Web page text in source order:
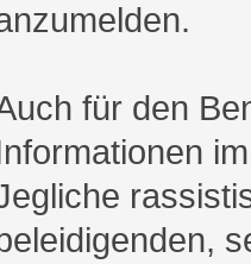
für den